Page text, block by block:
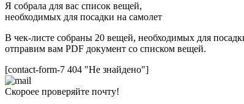
Я собрала для вас список вещей,
необходимых для посадки на самолет
В чек-листе собраны 20 вещей, необходимых для
отправим вам PDF документ со списком вещей.
[contact-form-7 404 "Не знайдено"]
Скороее проверяйте почту!